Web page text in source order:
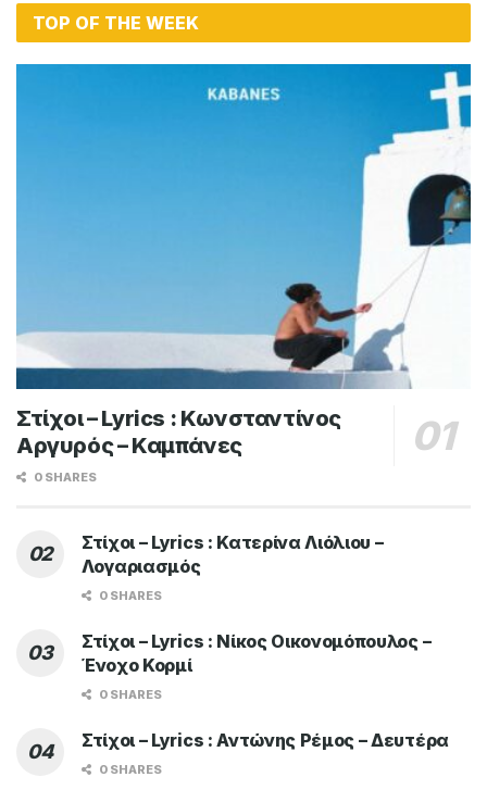
TOP OF THE WEEK
Στίχοι – Lyrics : Κωνσταντίνος
Αργυρός – Καμπάνες
0 SHARES
Στίχοι – Lyrics : Κατερίνα Λιόλιου –
Λογαριασμός
0 SHARES
Στίχοι – Lyrics : Νίκος Οικονομόπουλος –
Ένοχο Κορμί
0 SHARES
Στίχοι – Lyrics : Αντώνης Ρέμος – Δευτέρα
0 SHARES